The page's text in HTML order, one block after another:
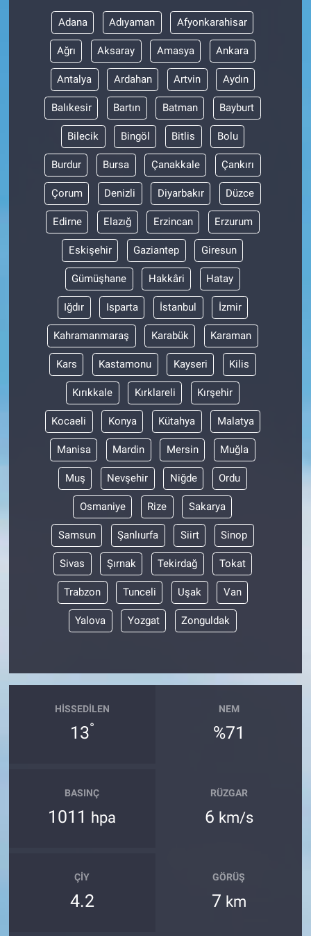
Adana Adıyaman Afyonkarahisar
Ağrı Aksaray Amasya Ankara
Antalya Ardahan Artvin Aydın
Balıkesir Bartın Batman Bayburt
Bilecik Bingöl Bitlis Bolu
Burdur Bursa Çanakkale Çankırı
Çorum Denizli Diyarbakır Düzce
Edirne Elazığ Erzincan Erzurum
Eskişehir Gaziantep Giresun
Gümüşhane Hakkâri Hatay
Iğdır Isparta İstanbul İzmir
Kahramanmaraş Karabük Karaman
Kars Kastamonu Kayseri Kilis
Kırıkkale Kırklareli Kırşehir
Kocaeli Konya Kütahya Malatya
Manisa Mardin Mersin Muğla
Muş Nevşehir Niğde Ordu
Osmaniye Rize Sakarya
Samsun Şanlıurfa Siirt Sinop
Sivas Şırnak Tekirdağ Tokat
Trabzon Tunceli Uşak Van
Yalova Yozgat Zonguldak
HISSEDILEN
13°
NEM
%71
BASINÇ
1011 hpa
RÜZGAR
6 km/s
ÇIY
4.2
GÖRÜŞ
7 km